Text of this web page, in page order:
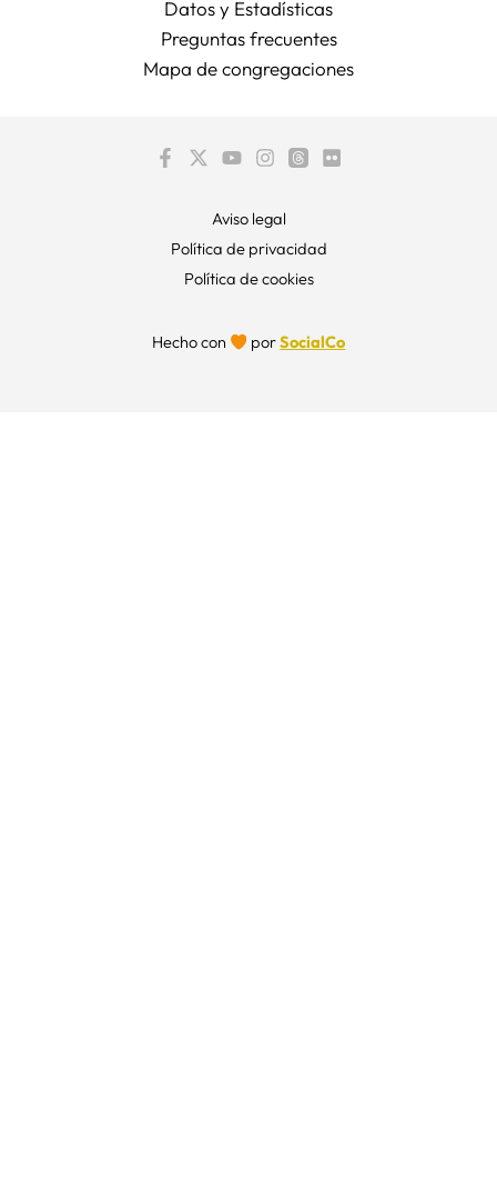
Datos y Estadísticas
Preguntas frecuentes
Mapa de congregaciones
Aviso legal
Política de privacidad
Política de cookies
Hecho con porSocialCo